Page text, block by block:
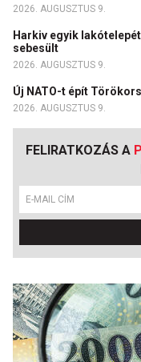
2026. AUGUSZTUS 9.
Harkiv egyik
sebesült
2026. AUGUSZTUS 9.
Új NATO-t épít
2026. AUGUSZTUS 9.
FELIRATKOZÁS A